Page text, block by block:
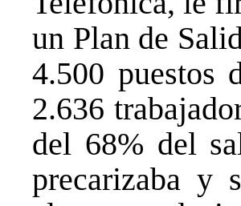
un Plan de
4.500 puestos
2.636
del 68% del
precarizaba y